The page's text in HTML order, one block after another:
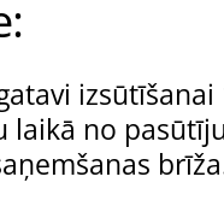
izsūtīšanai
laikā no